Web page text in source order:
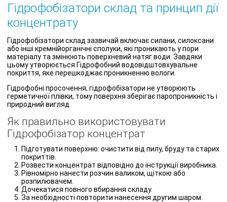
Гідрофобізатори склад та принцип дії
концентрату
Гідрофобізатори склад зазвичай включає силани, силоксани
або інші кремнійорганічні сполуки, які проникають у пори
матеріалу та змінюють поверхневий натяг води. Завдяки
цьому утворюється Гідрофобний водовідштовхувальне
покриття, яке перешкоджає проникненню вологи.
Гідрофобні просочення, гідрофобізатори не утворюють
герметичної плівки, тому поверхня зберігає паропроникність і
природний вигляд.
Як правильно використовувати
Гідрофобізатор концентрат
Підготувати поверхню: очистити від пилу, бруду та старих
покриттів.
Розвести концентрат відповідно до інструкції виробника.
Рівномірно нанести розчин валиком, щіткою або
розпилювачем.
Дочекатися повного вбирання складу.
За необхідності повторити нанесення другим шаром.